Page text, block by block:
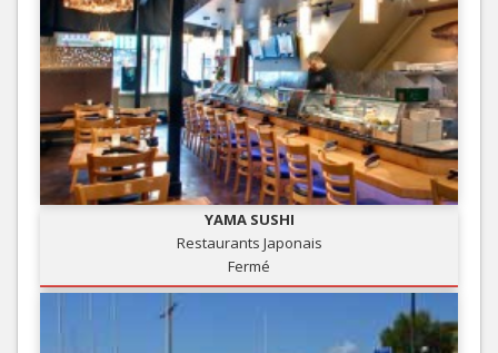
YAMA SUSHI
Restaurants Japonais
Fermé